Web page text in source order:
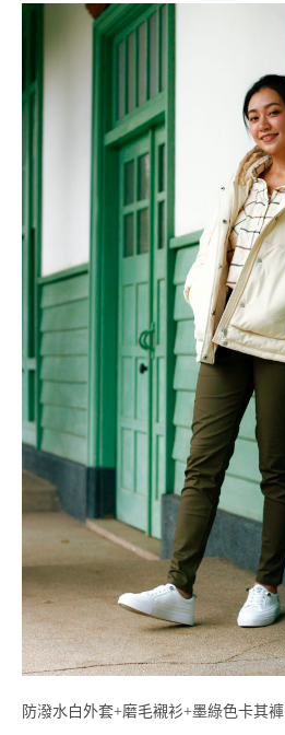
防潑水白外套+磨毛襯衫+墨綠色卡其褲